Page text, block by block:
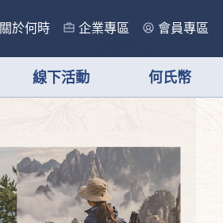
關於何時 企業專區 會員專區
線下活動 何氏幣